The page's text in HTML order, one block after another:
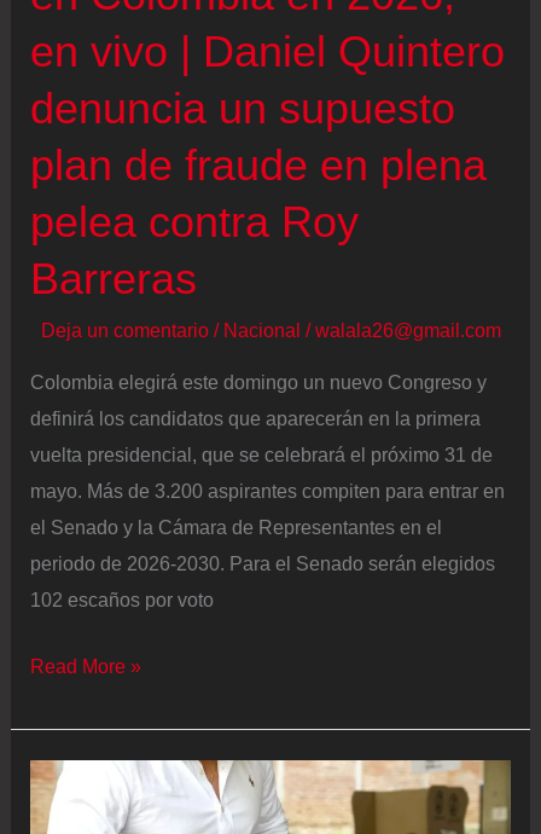
medidas
por
votaciones
del
8
de
marzo
en vivo | Daniel Quintero
denuncia un supuesto
plan de fraude en plena
pelea contra Roy
Barreras
Deja un comentario / Nacional /walala26@gmail.com
Colombia elegirá este domingo un nuevo Congreso y
definirá los candidatos que aparecerán en la primera
vuelta presidencial, que se celebrará el próximo 31 de
mayo. Más de 3.200 aspirantes compiten para entrar en
el Senado y la Cámara de Representantes en el
periodo de 2026-2030. Para el Senado serán elegidos
102 escaños por voto
Elecciones
en
Colombia
en
Read More »